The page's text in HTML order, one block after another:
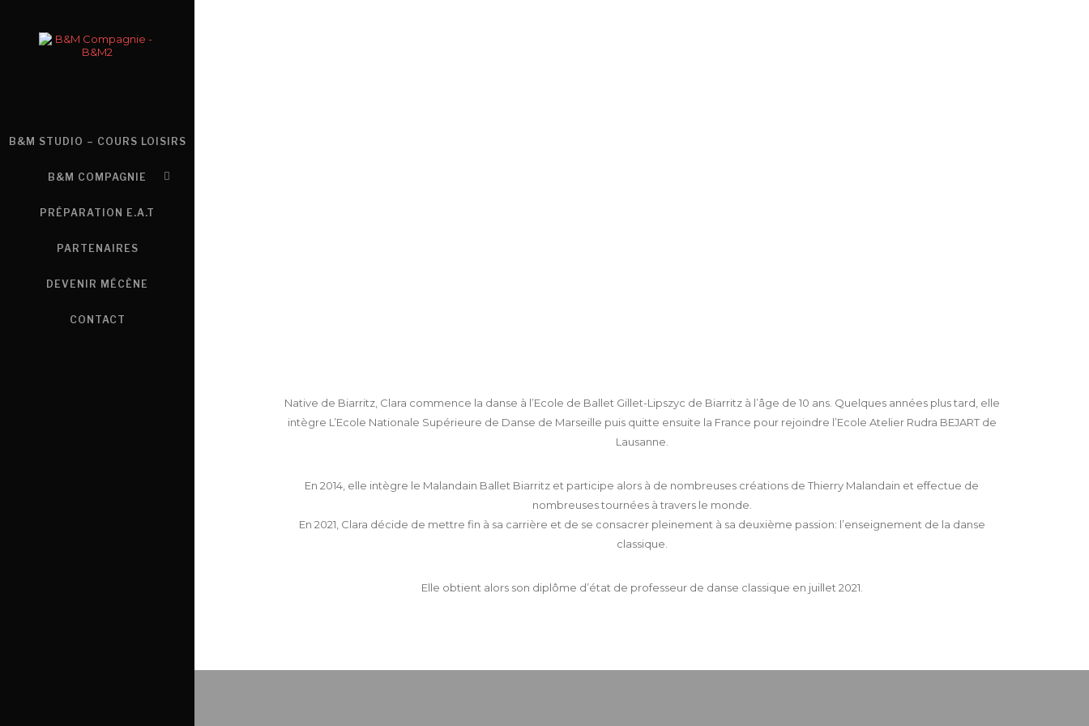
B&M STUDIO – COURS LOISIRS
B&M COMPAGNIE
PRÉPARATION E.A.T
PARTENAIRES
DEVENIR MÉCÈNE
CONTACT
Native de Biarritz, Clara commence la danse à l’Ecole de Ballet Gillet-Lipszyc de Biarritz à l’âge de 10 ans. Quelques années plus tard, elle
intègre L’Ecole Nationale Supérieure de Danse de Marseille puis quitte ensuite la France pour rejoindre l’Ecole Atelier Rudra BEJART de
Lausanne.
En 2014, elle intègre le Malandain Ballet Biarritz et participe alors à de nombreuses créations de Thierry Malandain et effectue de
nombreuses tournées à travers le monde.
En 2021, Clara décide de mettre fin à sa carrière et de se consacrer pleinement à sa deuxième passion: l’enseignement de la danse
classique.
Elle obtient alors son diplôme d’état de professeur de danse classique en juillet 2021.